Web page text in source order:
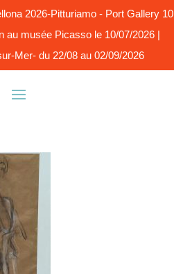
2026-Pitturiamo - Port Gallery 10
au musée Picasso le 10/07/2026 |
Mer- du 22/08 au 02/09/2026